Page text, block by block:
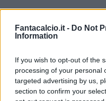
Fantacalcio.it - Do Not
Information
If you wish to opt-out of the
processing of your personal
targeted advertising by us,
section to confirm your
non è un novità)
quarto attaccante
bianconera degli anni
conto è destinato ad
700 match ufficiali
bianconere, e quasi 300